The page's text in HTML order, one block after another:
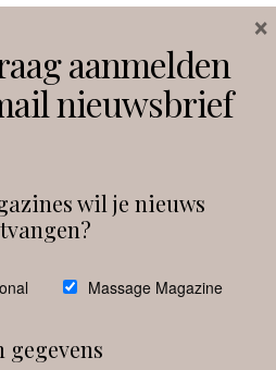
Facebook
aanmelden
nieuwsbrief
wil je nieuws
Massage Magazine
gegevens
×